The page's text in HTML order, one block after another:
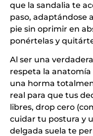
que la sandalia te
paso, adaptándose
pie sin oprimir en
ponértelas y
Al ser una
respeta la
una horma
real para que tus
libres, drop cero
cuidar tu postura y
delgada suela te